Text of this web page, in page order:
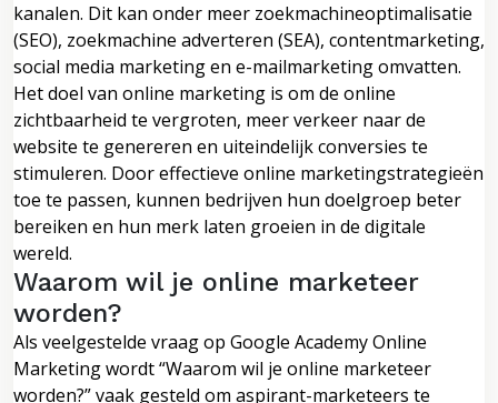
kanalen. Dit kan onder meer zoekmachineoptimalisatie
(SEO), zoekmachine adverteren (SEA), contentmarketing,
social media marketing en e-mailmarketing omvatten.
Het doel van online marketing is om de online
zichtbaarheid te vergroten, meer verkeer naar de
website te genereren en uiteindelijk conversies te
stimuleren. Door effectieve online marketingstrategieën
toe te passen, kunnen bedrijven hun doelgroep beter
bereiken en hun merk laten groeien in de digitale
wereld.
Waarom wil je online marketeer
worden?
Als veelgestelde vraag op Google Academy Online
Marketing wordt “Waarom wil je online marketeer
worden?” vaak gesteld om aspirant-marketeers te